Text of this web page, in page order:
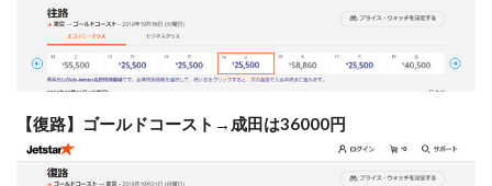
【復路】ゴールドコースト→成田は36000円